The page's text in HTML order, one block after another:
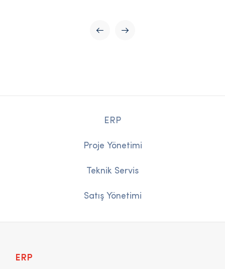
ERP
Proje Yönetimi
Teknik Servis
Satış Yönetimi
ERP